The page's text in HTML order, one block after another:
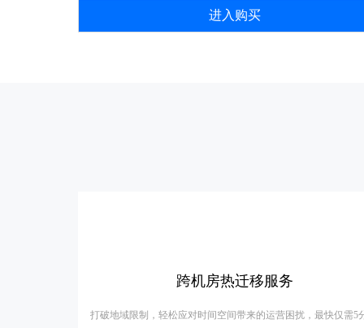
进入购买
跨机房热迁移服务
打破地域限制，轻松应对时间空间带来的运营困扰，最快仅需5